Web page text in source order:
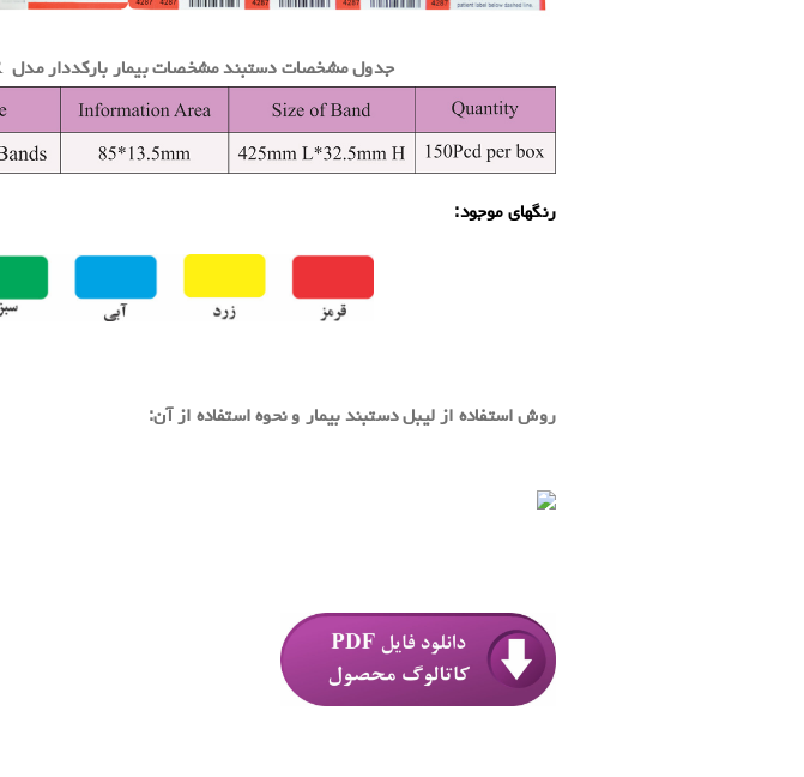
جدول مشخصات دستبند مشخصات بیمار بارکددار مدل 130BR
رنگهای موجود:
روش استفاده از لیبل دستبند بیمار و نحوه استفاده از آن: